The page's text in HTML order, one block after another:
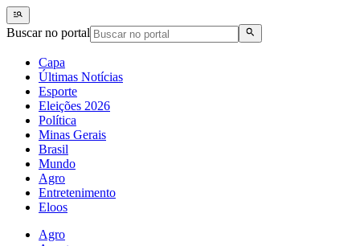
Buscar no portal
Capa
Últimas Notícias
Esporte
Eleições 2026
Política
Minas Gerais
Brasil
Mundo
Agro
Entretenimento
Eloos
Agro